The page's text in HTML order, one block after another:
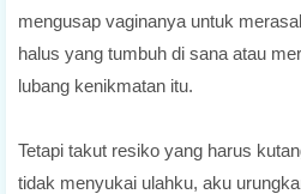
mengusap vaginanya untuk
halus yang tumbuh di sana atau
lubang kenikmatan itu.
Tetapi takut resiko yang harus
tidak menyukai ulahku, aku